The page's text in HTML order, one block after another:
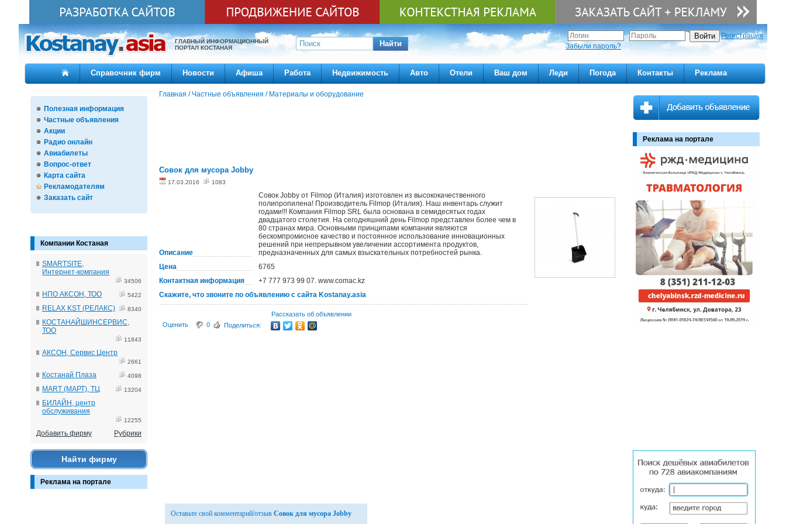
ГЛАВНЫЙ ИНФОРМАЦИОННЫЙ
ПОРТАЛ КОСТАНАЯ
Найти
Регистрация
Забыли пароль?
Справочник фирм Новости Афиша Работа Недвижимость Авто Отели Ваш дом Леди Погода Контакты Реклама
Полезная информация
Частные объявления
Акции
Радио онлайн
Авиабилеты
Вопрос-ответ
Карта сайта
Рекламодателям
Заказать сайт
Компании Костаная
SMARTSITE,
Интернет-компания
34506
НПО АКСОН, ТОО 5422
RELAX KST (РЕЛАКС) 8340
КОСТАНАЙШИНСЕРВИС,
ТОО
11843
АКСОН, Сервис Центр
2661
Костанай Плаза 4098
MART (МАРТ), ТЦ 13204
БИЛАЙН, центр
обслуживания
12255
Добавить фирму Рубрики
Найти фирму
Реклама на портале
Главная / Частные объявления / Материалы и оборудование
Совок для мусора Jobby
17.03.2016 1083
Описание
Cовок Jobby от Filmop (Италия) изготовлен из высококачественного
полипропилена! Производитель Filmop (Италия). Наш инвентарь служит
годами!!! Компания Filmop SRL была основана в семидесятых годах
двадцатого столетия. На сегодняшний день Filmop представлен более чем в
80 странах мира. Основными принципами компании являются
бескомпромисное качество и постоянное использование инновационных
решений при непрерывном увеличении ассортимента продуктов,
предназначенных для самых взыскательных потребностей рынка.
Цена
6765
Контактная информация
+7 777 973 99 07. www.comac.kz
Скажите, что звоните по объявлению с сайта Kostanay.asia
Рассказать об объявлении
Оценить
0 Поделиться:
Оставьте свой комментарий/отзыв Совок для мусора Jobby
Реклама на портале